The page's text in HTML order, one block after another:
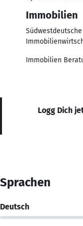
Immobilien
Immobilien
Logg Dich
Sprachen
Deutsch